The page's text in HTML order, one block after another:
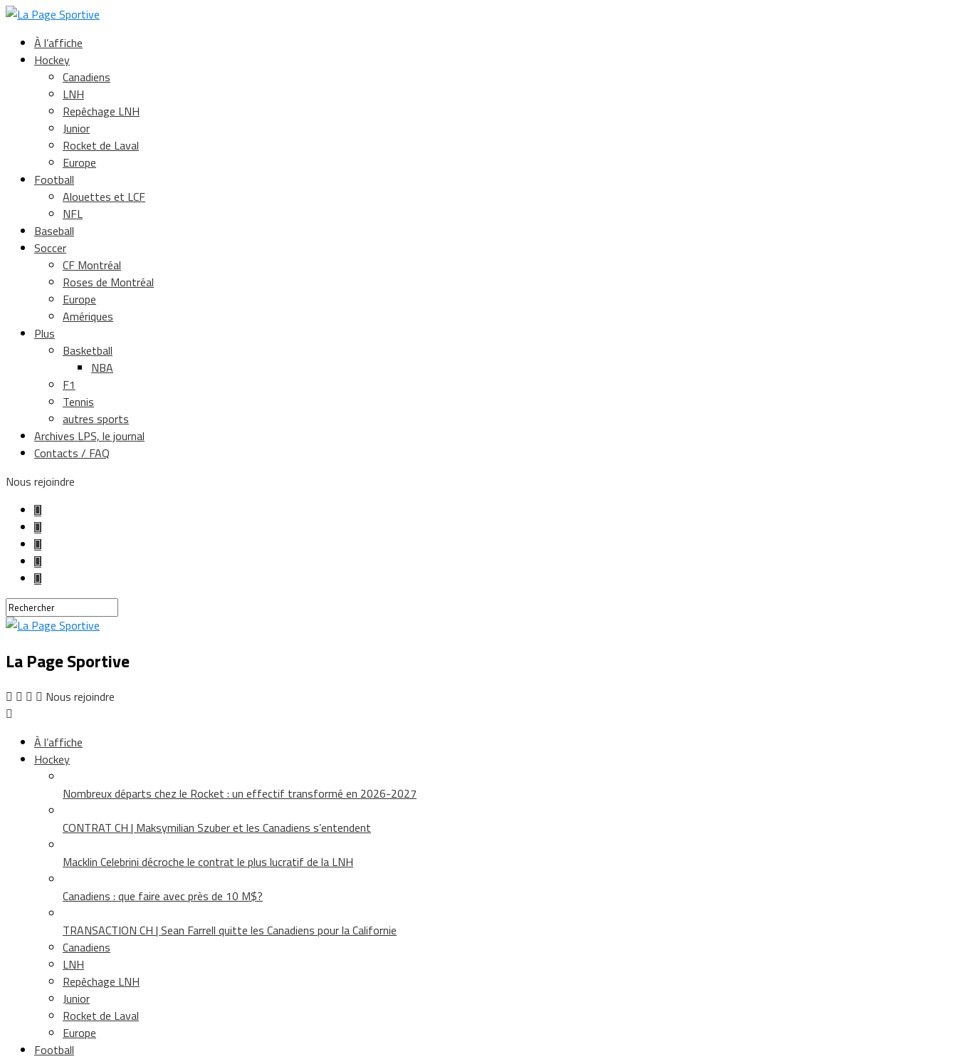
À l’affiche
Hockey
Canadiens
LNH
Repêchage LNH
Junior
Rocket de Laval
Europe
Football
Alouettes et LCF
NFL
Baseball
Soccer
CF Montréal
Roses de Montréal
Europe
Amériques
Plus
Basketball
NBA
F1
Tennis
autres sports
Archives LPS, le journal
Contacts / FAQ
Nous rejoindre
La Page Sportive
Nous rejoindre
À l’affiche
Hockey
Nombreux départs chez le Rocket : un effectif transformé en 2026-2027
CONTRAT CH | Maksymilian Szuber et les Canadiens s’entendent
Macklin Celebrini décroche le contrat le plus lucratif de la LNH
Canadiens : que faire avec près de 10 M$?
TRANSACTION CH | Sean Farrell quitte les Canadiens pour la Californie
Canadiens
LNH
Repêchage LNH
Junior
Rocket de Laval
Europe
Football